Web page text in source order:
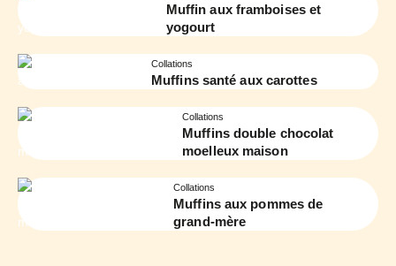
Muffin aux framboises et
yogourt
Collations
Muffins santé aux carottes
Collations
Muffins double chocolat
moelleux maison
Collations
Muffins aux pommes de
grand-mère